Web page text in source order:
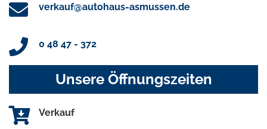
verkauf@autohaus-asmussen.de
0 48 47 - 372
Unsere Öffnungszeiten
Verkauf